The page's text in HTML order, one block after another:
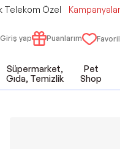
Telekom Özel Kampanyalar
Giriş yap Puanlarım
Süpermarket,
Gıda, Temizlik
Pet
Shop